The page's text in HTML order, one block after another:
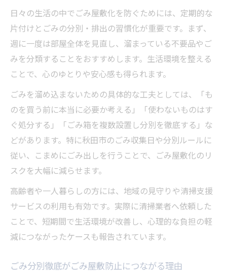
日々の生活の中でごみ屋敷化を防ぐためには、定期的な
片付けとごみの分別・排出の習慣化が重要です。まず、
週に一度は部屋全体を見直し、溜まっている不要品やご
みを分類することをおすすめします。生活環境を整える
ことで、心のゆとりや安心感も得られます。
ごみを溜め込まないための具体的な工夫としては、「も
のを買う前に本当に必要か考える」「使わないものはす
ぐ処分する」「ごみ箱を複数設置し分別を徹底する」な
どがあります。特に秋田市のごみ収集日や分別ルールに
従い、こまめにごみ出しを行うことで、ごみ屋敷化のリ
スクを大幅に減らせます。
高齢者や一人暮らしの方には、地域の見守りや清掃支援
サービスの利用も有効です。実際に清掃業者へ依頼した
ことで、短期間で生活環境が改善し、心理的な負担の軽
減につながったケースも報告されています。
ごみ分別徹底がごみ屋敷防止につながる理由